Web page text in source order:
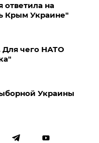
на
Крым Украине"
Для чего НАТО
Украины